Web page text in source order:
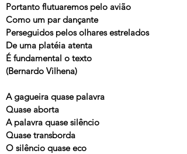
Portanto flutuaremos pelo avião
Como um par dançante
Perseguidos pelos olhares estrelados
De uma platéia atenta
É fundamental o texto
(Bernardo Vilhena)
A gagueira quase palavra
Quase aborta
A palavra quase silêncio
Quase transborda
O silêncio quase eco